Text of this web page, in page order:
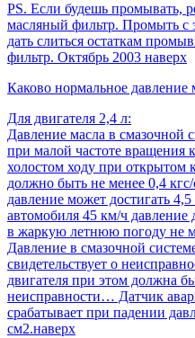
PS. Если будешь промывать,
масляный фильтр. Промыть с
дать слиться остаткам
фильтр. Октябрь 2003 наверх
Каково нормальное давление
Для двигателя 2,4 л:
Давление масла в смазочной
при малой частоте вращения
холостом ходу при открытом
должно быть не менее 0,4
давление может достигать
автомобиля 45 км/ч
в жаркую летнюю погоду не
Давление в смазочной
свидетельствует о
двигателя при этом должна
неисправности… Датчик
срабатывает при падении
см2.наверх